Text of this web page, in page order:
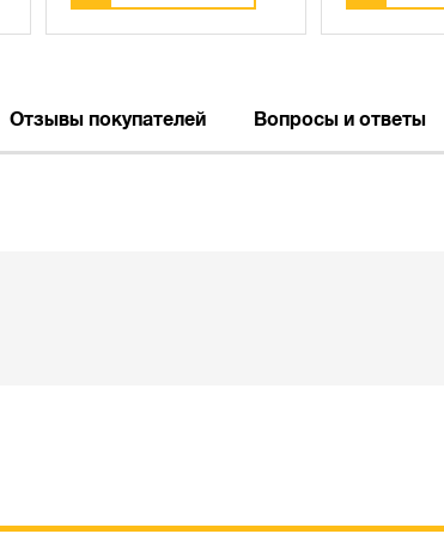
Отзывы покупателей Вопросы и ответы